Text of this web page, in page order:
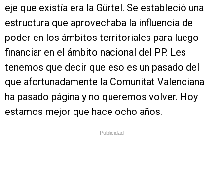
eje que existía era la Gürtel. Se estableció una
estructura que aprovechaba la influencia de
poder en los ámbitos territoriales para luego
financiar en el ámbito nacional del PP. Les
tenemos que decir que eso es un pasado del
que afortunadamente la Comunitat Valenciana
ha pasado página y no queremos volver. Hoy
estamos mejor que hace ocho años.
Publicidad